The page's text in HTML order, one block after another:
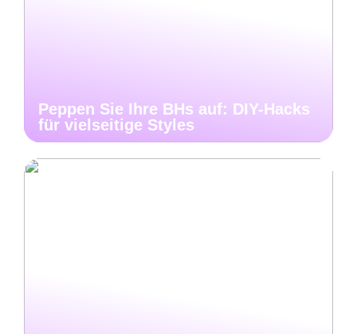
Peppen Sie Ihre BHs auf: DIY-Hacks
für vielseitige Styles